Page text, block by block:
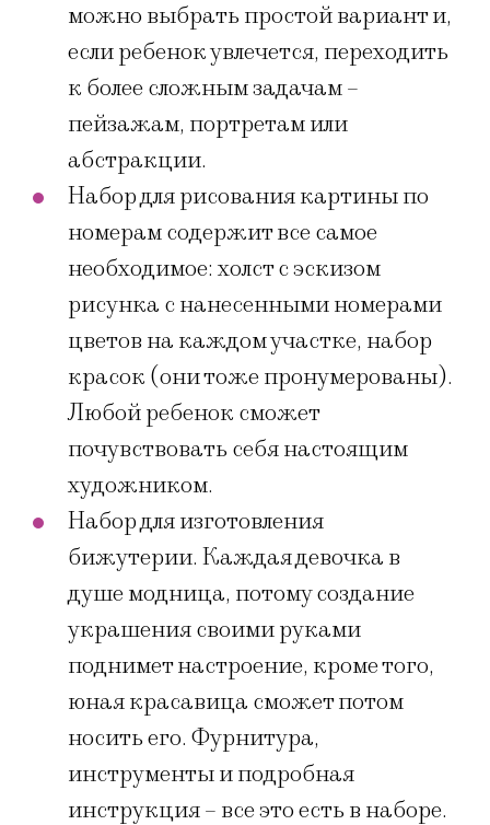
можно выбрать простой вариант и,
если ребенок увлечется, переходить
к более сложным задачам –
пейзажам, портретам или
абстракции.
Набор для рисования картины по
номерам содержит все самое
необходимое: холст с эскизом
рисунка с нанесенными номерами
цветов на каждом участке, набор
красок (они тоже пронумерованы).
Любой ребенок сможет
почувствовать себя настоящим
художником.
Набор для изготовления
бижутерии. Каждая девочка в
душе модница, потому создание
украшения своими руками
поднимет настроение, кроме того,
юная красавица сможет потом
носить его. Фурнитура,
инструменты и подробная
инструкция – все это есть в наборе.